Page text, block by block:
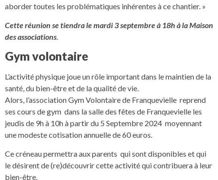
aborder toutes les problématiques inhérentes à ce chantier. »
Cette réunion se tiendra le mardi 3 septembre à 18h à la Maison
des associations.
Gym volontaire
L’activité physique joue un rôle important dans le maintien de la
santé, du bien-être et de la qualité de vie.
Alors, l’association Gym Volontaire de Franquevielle reprend
ses cours de gym dans la salle des fêtes de Franquevielle les
jeudis de 9h à 10h à partir du 5 Septembre 2024 moyennant
une modeste cotisation annuelle de 60 euros.
Ce créneau permettra aux parents qui sont disponibles et qui
le désirent de (re)découvrir cette activité qui contribuera à leur
bien-être.